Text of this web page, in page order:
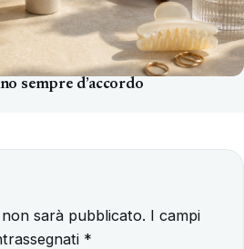
sempre d’accordo
sarà pubblicato. I campi
*